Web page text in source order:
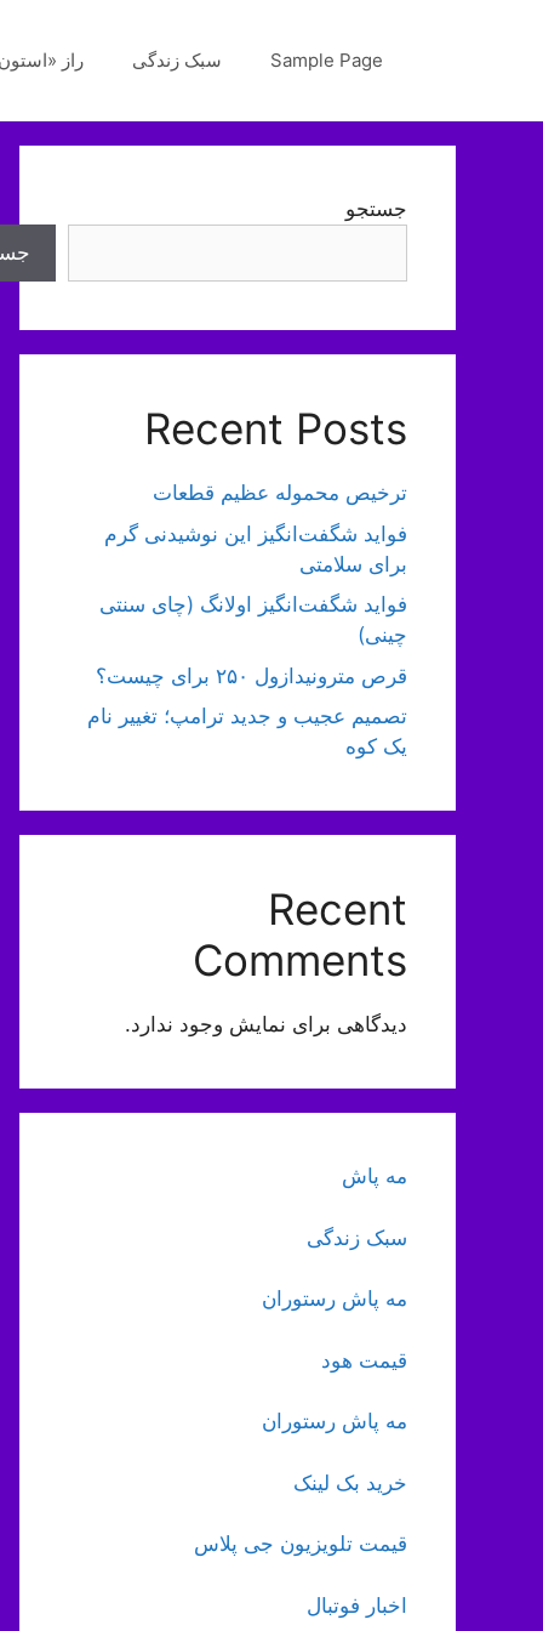
Sample Page سبک زندگی راز
جستجو
Recent Posts
ترخیص محموله عظیم قطعات
فواید شگفت‌انگیز این نوشیدنی گرم
برای سلامتی
فواید شگفت‌انگیز اولانگ (چای سنتی
چینی)
قرص مترونیدازول ۲۵۰ برای چیست؟
تصمیم عجیب و جدید ترامپ؛ تغییر نام
یک کوه
Recent
Comments
دیدگاهی برای نمایش وجود ندارد.
مه پاش
سبک زندگی
مه پاش رستوران
قیمت هود
مه پاش رستوران
خرید بک لینک
قیمت تلویزیون جی پلاس
اخبار فوتبال